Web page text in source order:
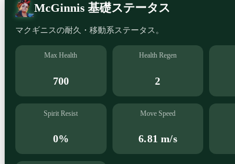
McGinnis 基礎ステータス
マクギニスの耐久・移動系ステータス。
Max Health
700
Health Regen
2
Spirit Resist
0%
Move Speed
6.81 m/s